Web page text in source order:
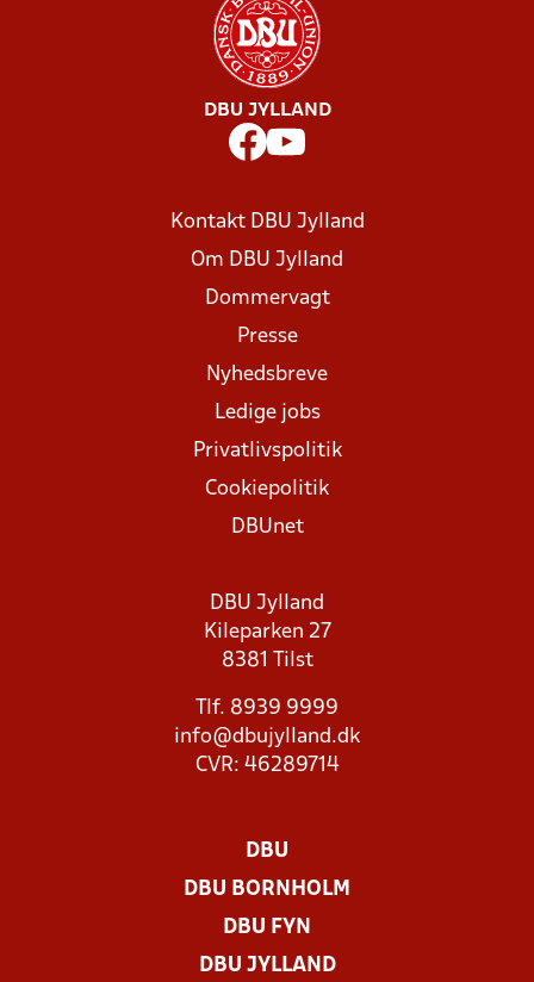
DBU JYLLAND
Kontakt DBU Jylland
Om DBU Jylland
Dommervagt
Presse
Nyhedsbreve
Ledige jobs
Privatlivspolitik
Cookiepolitik
DBUnet
DBU Jylland
Kileparken 27
8381 Tilst
Tlf. 8939 9999
info@dbujylland.dk
CVR: 46289714
DBU
DBU BORNHOLM
DBU FYN
DBU JYLLAND